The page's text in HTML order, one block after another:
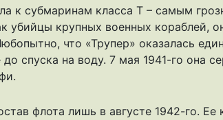
к субмаринам класса Т – самым
убийцы крупных военных кораблей,
что «Трупер» оказалась
спуска на воду. 7 мая 1941-го она
флота лишь в августе 1942-го.